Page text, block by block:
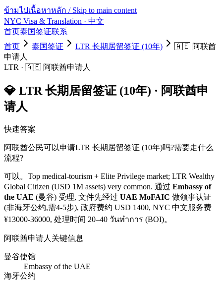
ข้ามไปเนื้อหาหลัก / Skip to main content
NYC Visa & Translation · 中文
首页泰国签证联系
首页
泰国签证 LTR 长期居留签证 (10年) 🇦🇪 阿联酋
申请人
LTR · 🇦🇪 阿联酋申请人
💎 LTR 长期居留签证 (10年) · 阿联酋申
请人
快速答案
阿联酋公民可以申请LTR 长期居留签证 (10年)吗?需要走什么
流程?
可以。 Top medical-tourism + Elite Privilege market; LTR Wealthy
Global Citizen (USD 1M assets) very common. 通过 Embassy of
the UAE (曼谷) 受理, 文件先经过 UAE MoFAIC 做领事认证
(非海牙公约,需4-5步), 政府费约 USD 1400, NYC 中文服务费
¥13000-36000, 处理时间 20–40 วันทำการ (BOI)。
阿联酋申请人关键信息
曼谷使馆
Embassy of the UAE
海牙公约